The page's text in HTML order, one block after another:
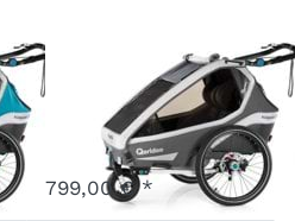
Kidgoo2 Sport
Q9S-20-G
Ausverkauft - wird nachgeliefert, sobald wieder auf Lager.
799,00 € *